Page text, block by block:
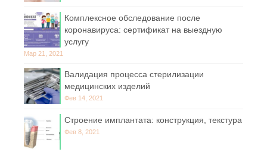
Комплексное обследование после
коронавируса: сертификат на выездную
услугу
Мар 21, 2021
Валидация процесса стерилизации
медицинских изделий
Фев 14, 2021
Строение имплантата: конструкция, текстура
Фев 8, 2021